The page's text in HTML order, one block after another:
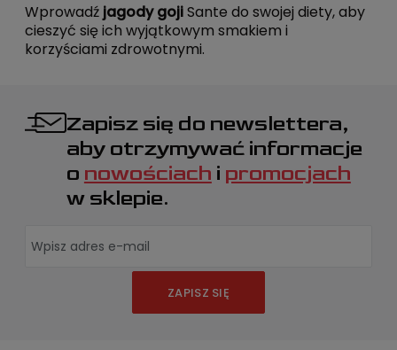
Wprowadź jagody gojiSante do swojej diety, aby
cieszyć się ich wyjątkowym smakiem i
korzyściami zdrowotnymi.
Zapisz się do newslettera,
aby otrzymywać informacje
o nowościach i promocjach
w sklepie.
ZAPISZ SIĘ